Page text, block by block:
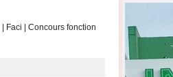
| Faci | Concours fonction